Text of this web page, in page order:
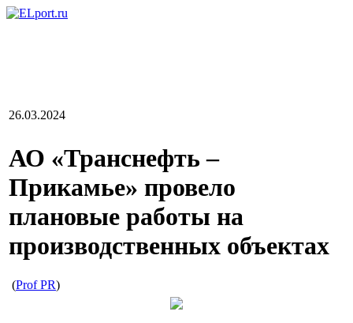
26.03.2024
АО «Транснефть –
Прикамье» провело
плановые работы на
производственных объектах
(Prof PR)